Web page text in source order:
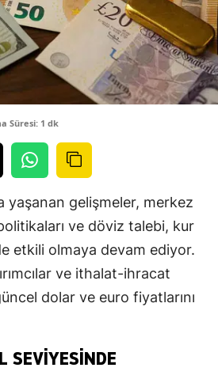
Süresi: 1 dk
yaşanan gelişmeler, merkez
ve döviz talebi, kur
etkili olmaya devam ediyor.
ve ithalat-ihracat
dolar ve euro fiyatlarını